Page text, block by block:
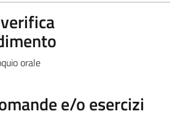
orale
e/o esercizi